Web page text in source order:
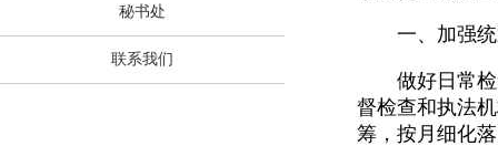
秘书处
联系我们
一、加强统
做好日常检查
督检查和执法
筹，按月细化